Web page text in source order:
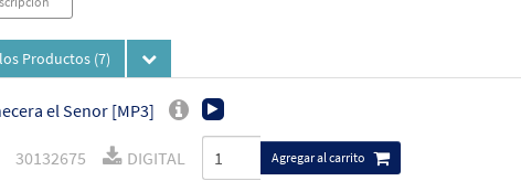
Productos (7)
el Senor [MP3]
30132675 DIGITAL Agregar al carrito